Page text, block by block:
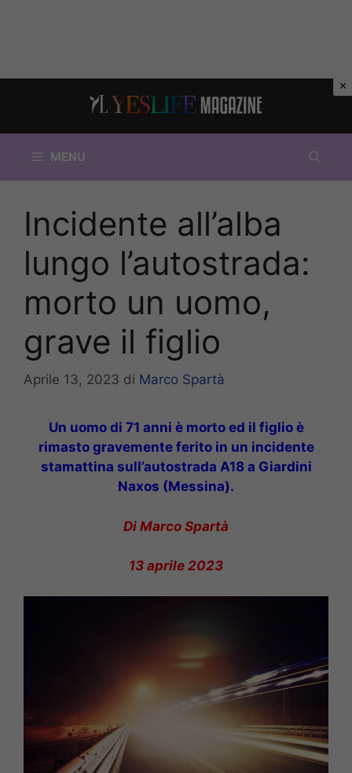
MENU
Incidente all’alba
lungo l’autostrada:
morto un uomo,
grave il figlio
Aprile 13, 2023 di Marco Spartà
Un uomo di 71 anni è morto ed il figlio è
rimasto gravemente ferito in un incidente
stamattina sull’autostrada A18 a Giardini
Naxos (Messina).
Di Marco Spartà
13 aprile 2023